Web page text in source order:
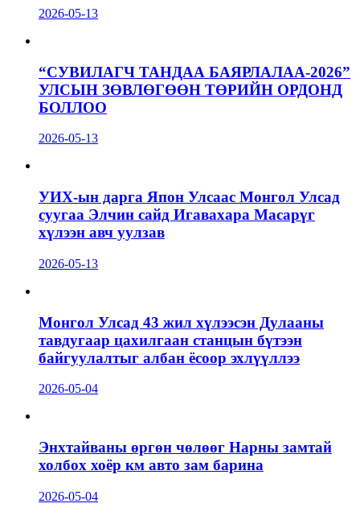
2026-05-13
“СУВИЛАГЧ ТАНДАА БАЯРЛАЛАА-2026”
УЛСЫН ЗӨВЛӨГӨӨН ТӨРИЙН ОРДОНД
БОЛЛОО
2026-05-13
УИХ-ын дарга Япон Улсаас Монгол Улсад
суугаа Элчин сайд Игавахара Масарүг
хүлээн авч уулзав
2026-05-13
Монгол Улсад 43 жил хүлээсэн Дулааны
тавдугаар цахилгаан станцын бүтээн
байгуулалтыг албан ёсоор эхлүүллээ
2026-05-04
Энхтайваны өргөн чөлөөг Нарны замтай
холбох хоёр км авто зам барина
2026-05-04